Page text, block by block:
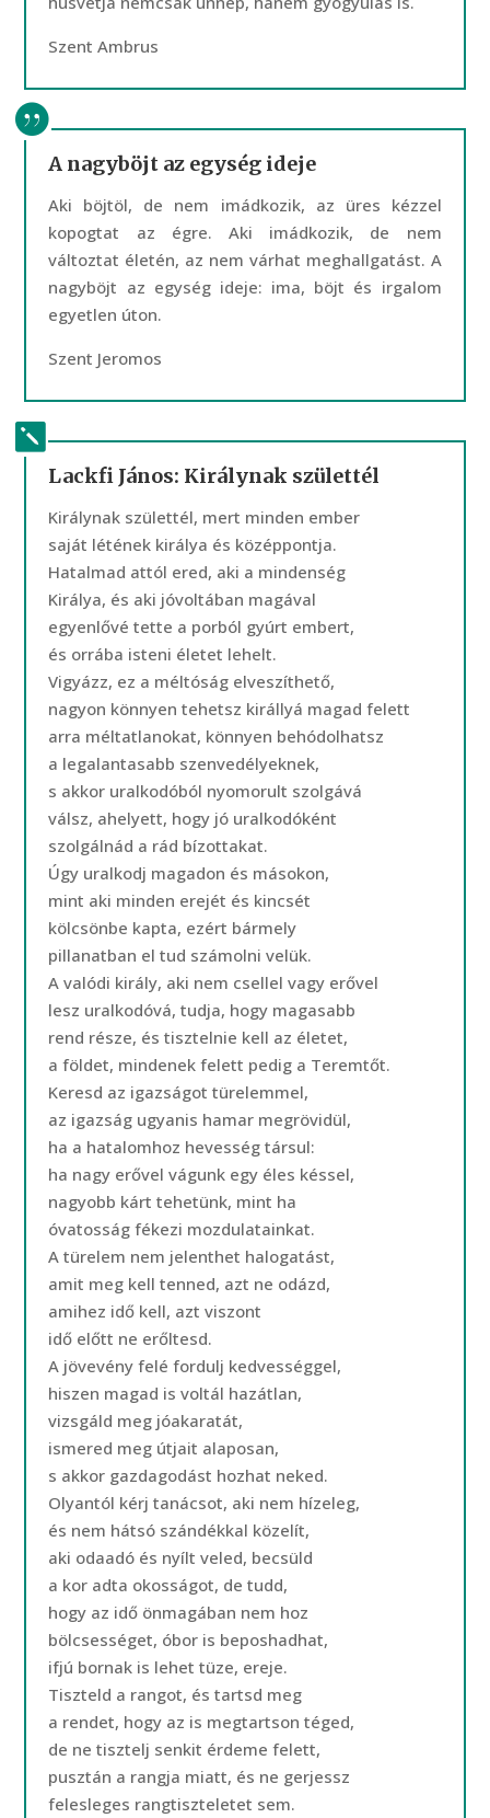
Szent Ambrus
A nagyböjt az egység ideje
Aki böjtöl, de nem imádkozik, az üres kézzel
kopogtat az égre. Aki imádkozik, de nem
változtat életén, az nem várhat meghallgatást. A
nagyböjt az egység ideje: ima, böjt és irgalom
egyetlen úton.
Szent Jeromos
Lackfi János: Királynak születtél
Királynak születtél, mert minden ember
saját létének királya és középpontja.
Hatalmad attól ered, aki a mindenség
Királya, és aki jóvoltában magával
egyenlővé tette a porból gyúrt embert,
és orrába isteni életet lehelt.
Vigyázz, ez a méltóság elveszíthető,
nagyon könnyen tehetsz királlyá magad felett
arra méltatlanokat, könnyen behódolhatsz
a legalantasabb szenvedélyeknek,
s akkor uralkodóból nyomorult szolgává
válsz, ahelyett, hogy jó uralkodóként
szolgálnád a rád bízottakat.
Úgy uralkodj magadon és másokon,
mint aki minden erejét és kincsét
kölcsönbe kapta, ezért bármely
pillanatban el tud számolni velük.
A valódi király, aki nem csellel vagy erővel
lesz uralkodóvá, tudja, hogy magasabb
rend része, és tisztelnie kell az életet,
a földet, mindenek felett pedig a Teremtőt.
Keresd az igazságot türelemmel,
az igazság ugyanis hamar megrövidül,
ha a hatalomhoz hevesség társul:
ha nagy erővel vágunk egy éles késsel,
nagyobb kárt tehetünk, mint ha
óvatosság fékezi mozdulatainkat.
A türelem nem jelenthet halogatást,
amit meg kell tenned, azt ne odázd,
amihez idő kell, azt viszont
idő előtt ne erőltesd.
A jövevény felé fordulj kedvességgel,
hiszen magad is voltál hazátlan,
vizsgáld meg jóakaratát,
ismered meg útjait alaposan,
s akkor gazdagodást hozhat neked.
Olyantól kérj tanácsot, aki nem hízeleg,
és nem hátsó szándékkal közelít,
aki odaadó és nyílt veled, becsüld
a kor adta okosságot, de tudd,
hogy az idő önmagában nem hoz
bölcsességet, óbor is beposhadhat,
ifjú bornak is lehet tüze, ereje.
Tiszteld a rangot, és tartsd meg
a rendet, hogy az is megtartson téged,
de ne tisztelj senkit érdeme felett,
pusztán a rangja miatt, és ne gerjessz
felesleges rangtiszteletet sem.